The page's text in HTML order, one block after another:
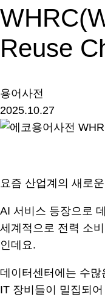
Reuse
용어사전
2025.10.27
요즘 산업계의 새로
AI 서비스 등장으로
세계적으로 전력 소
인데요.
데이터센터에는 수
IT 장비들이 밀집되